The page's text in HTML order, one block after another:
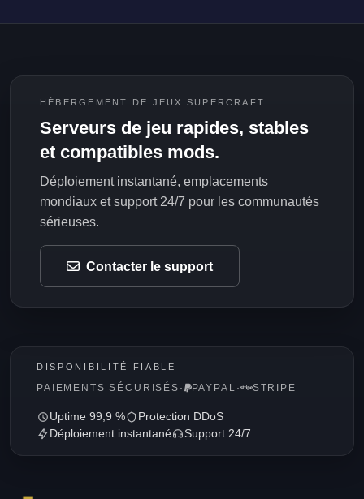
HÉBERGEMENT DE JEUX SUPERCRAFT
Serveurs de jeu rapides, stables
et compatibles mods.
Déploiement instantané, emplacements
mondiaux et support 24/7 pour les communautés
sérieuses.
Contacter le support
DISPONIBILITÉ FIABLE
PAIEMENTS SÉCURISÉS · PAYPAL · STRIPE
Uptime 99,9 %
Protection DDoS
Déploiement instantané
Support 24/7